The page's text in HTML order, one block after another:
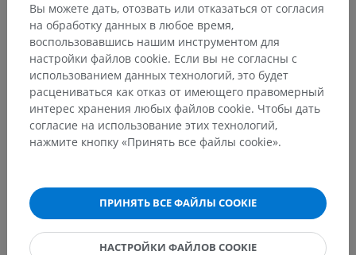
Переводы
Заметили ошибку?
Не стесняйтесь предложить поправку, свою версию
перевода или решение по улучшению контента.
Сообщить об ошибке
СКАЧАТЬ ПРИЛОЖЕНИЕ
Вы можете дать, отозвать или отказаться от согласия
на обработку данных в любое время,
воспользовавшись нашим инструментом для
настройки файлов cookie. Если вы не согласны с
использованием данных технологий, это будет
расцениваться как отказ от имеющего правомерный
интерес хранения любых файлов cookie. Чтобы дать
согласие на использование этих технологий,
нажмите кнопку «Принять все файлы cookie».
ПРИНЯТЬ ВСЕ ФАЙЛЫ COOKIE
НАСТРОЙКИ ФАЙЛОВ COOKIE